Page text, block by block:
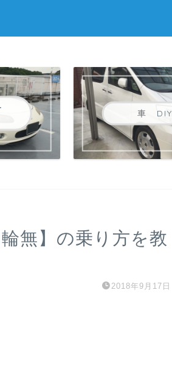
車 DIY
無】の乗り方を教
2018年9月17日